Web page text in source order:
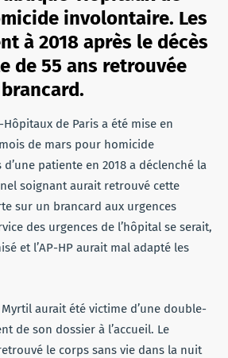
involontaire. Les
à 2018 après le décès
de 55 ans retrouvée
Hôpitaux de Paris a été mise en
de mars pour homicide
patiente en 2018 a déclenché la
soignant aurait retrouvé cette
sur un brancard aux urgences
des urgences de l’hôpital se serait,
et l’AP-HP aurait mal adapté les
aurait été victime d’une double-
de son dossier à l’accueil. Le
le corps sans vie dans la nuit